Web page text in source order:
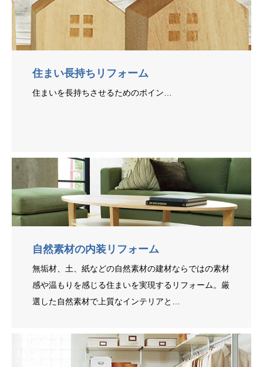
住まい長持ちリフォーム
住まいを長持ちさせるためのポイン…
自然素材の内装リフォーム
無垢材、土、紙などの自然素材の建材ならではの素材
感や温もりを感じる住まいを実現するリフォーム。厳
選した自然素材で上質なインテリアと…